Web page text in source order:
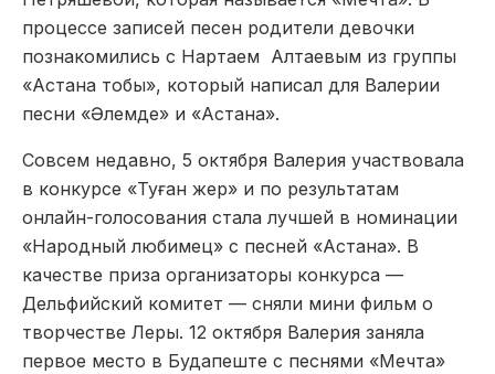
процессе записей песен родители девочки
познакомились с Нартаем Алтаевым из группы
«Астана тобы», который написал для Валерии
песни «Әлемде» и «Астана».
Совсем недавно, 5 октября Валерия участвовала
в конкурсе «Туған жер» и по результатам
онлайн-голосования стала лучшей в номинации
«Народный любимец» с песней «Астана». В
качестве приза организаторы конкурса —
Дельфийский комитет — сняли мини фильм о
творчестве Леры. 12 октября Валерия заняла
первое место в Будапеште с песнями «Мечта»